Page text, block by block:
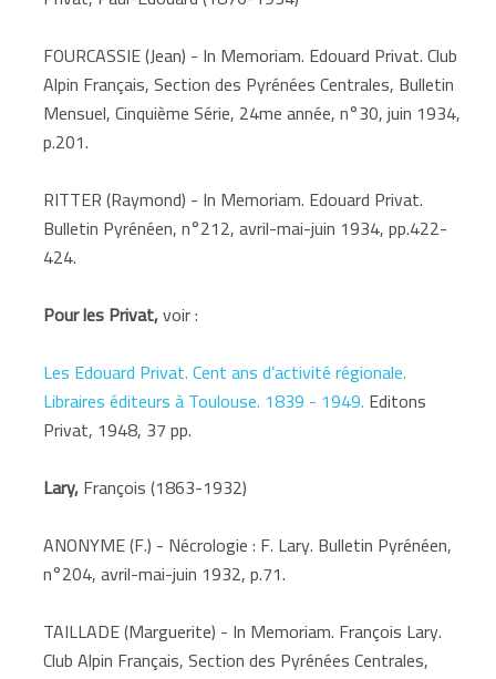
FOURCASSIE (Jean) - In Memoriam. Edouard Privat. Club
Alpin Français, Section des Pyrénées Centrales, Bulletin
Mensuel, Cinquième Série, 24me année, n°30, juin 1934,
p.201.
RITTER (Raymond) - In Memoriam. Edouard Privat.
Bulletin Pyrénéen, n°212, avril-mai-juin 1934, pp.422-
424.
Pour les Privat,voir :
Les Edouard Privat. Cent ans d’activité régionale.
Libraires éditeurs à Toulouse. 1839 - 1949.‎ Editons
Privat, 1948, 37 pp.
Lary,François (1863-1932)
ANONYME (F.) - Nécrologie : F. Lary. Bulletin Pyrénéen,
n°204, avril-mai-juin 1932, p.71.
TAILLADE (Marguerite) - In Memoriam. François Lary.
Club Alpin Français, Section des Pyrénées Centrales,